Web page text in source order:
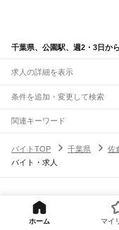
千葉県、公園駅、週2・3日か
求人の詳細を表示
条件を追加・変更して検索
市区町村を追加・変更
千葉県すべて
千葉市
旭市
勝浦市
君津市
四
い
駅を追加・変更
JR中央・総武線
市川駅本八幡駅 下総中山駅
新検見川駅
西千葉駅
職種を追加・変更
ホールスタッフ
キッチンス
パン屋（ベーカリー）
フー
日払いOK
学生
雇用形態を追加・変更
関連キーワード
バイトTOP
千葉県 佐
バイト・求人
ヘルプ・お問い合わせ サイト
[企業]求人広告の掲載相談
ホーム マイ